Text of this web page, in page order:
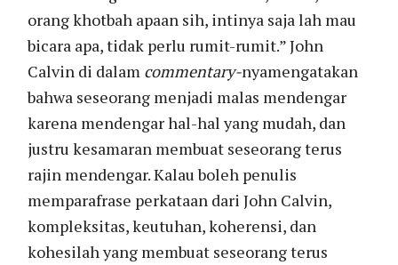
orang khotbah apaan sih, intinya saja lah mau
bicara apa, tidak perlu rumit-rumit.” John
Calvin di dalam commentary-nyamengatakan
bahwa seseorang menjadi malas mendengar
karena mendengar hal-hal yang mudah, dan
justru kesamaran membuat seseorang terus
rajin mendengar. Kalau boleh penulis
memparafrase perkataan dari John Calvin,
kompleksitas, keutuhan, koherensi, dan
kohesilah yang membuat seseorang terus